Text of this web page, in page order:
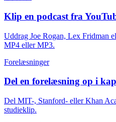
Klip en podcast fra
Uddrag Joe Rogan, Lex Fridman
MP4 eller MP3.
Forelæsninger
Del en forelæsning op i
Del MIT-, Stanford- eller Khan
studieklip.